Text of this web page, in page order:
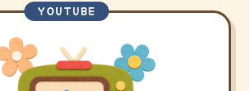
YOUTUBE